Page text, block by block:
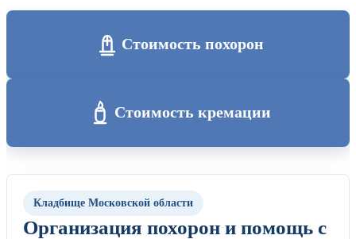
Стоимость похорон
Стоимость кремации
Кладбище Московской области
Организация похорон и помощь с